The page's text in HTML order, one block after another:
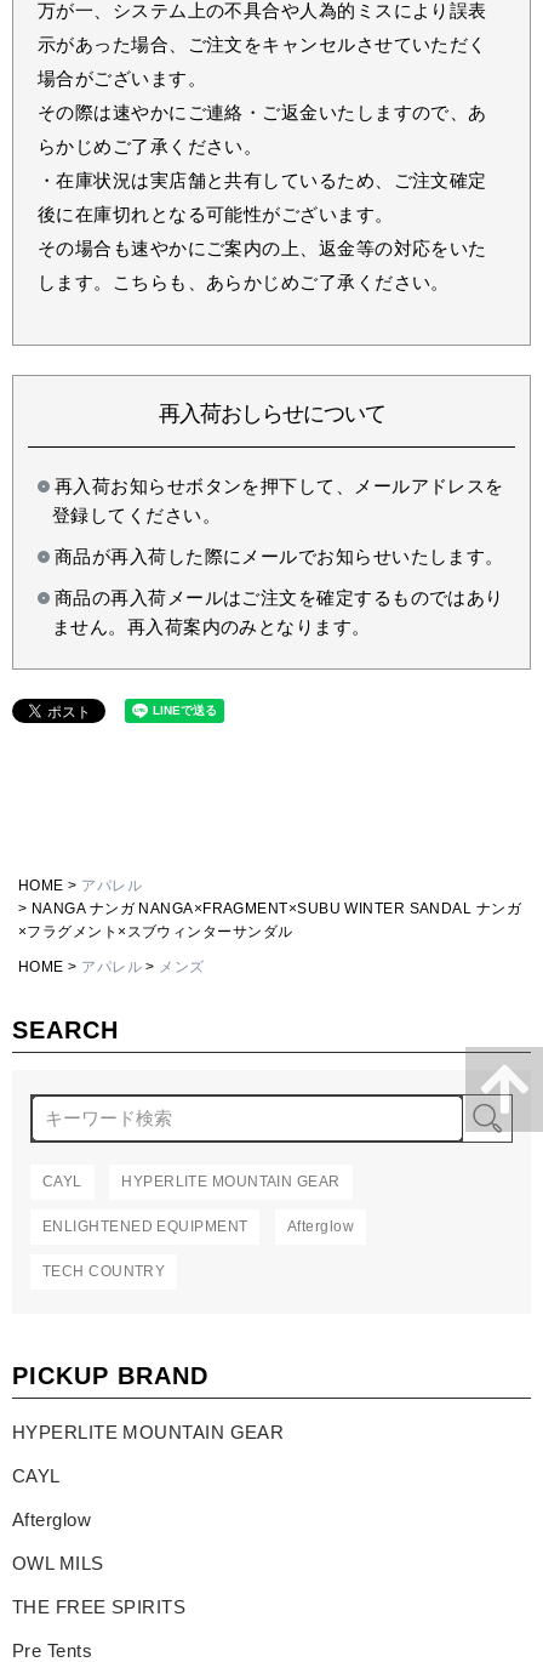
SEARCH
CAYL HYPERLITE MOUNTAIN GEAR
ENLIGHTENED EQUIPMENT Afterglow
TECH COUNTRY
PICKUP BRAND
HYPERLITE MOUNTAIN GEAR
CAYL
Afterglow
OWL MILS
THE FREE SPIRITS
Pre Tents
万が一、システム上の不具合や人為的ミスにより誤表
示があった場合、ご注文をキャンセルさせていただく
場合がございます。
その際は速やかにご連絡・ご返金いたしますので、あ
らかじめご了承ください。
・在庫状況は実店舗と共有しているため、ご注文確定
後に在庫切れとなる可能性がございます。
その場合も速やかにご案内の上、返金等の対応をいた
します。こちらも、あらかじめご了承ください。
再入荷おしらせについて
再入荷お知らせボタンを押下して、メールアドレスを
登録してください。
商品が再入荷した際にメールでお知らせいたします。
商品の再入荷メールはご注文を確定するものではあり
ません。再入荷案内のみとなります。
HOME
アパレル
NANGA ナンガ NANGA×FRAGMENT×SUBU WINTER SANDAL ナンガ
×フラグメント×スブウィンターサンダル
HOME アパレル メンズ